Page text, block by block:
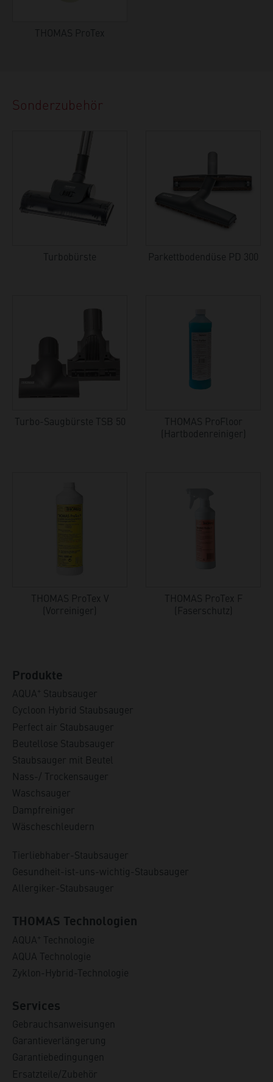
THOMAS ProTex
Sonderzubehör
Turbobürste Parkettbodendüse PD 300
Turbo-Saugbürste TSB 50
THOMAS ProFloor
(Hartbodenreiniger)
THOMAS ProTex V
(Vorreiniger)
THOMAS ProTex F
(Faserschutz)
Produkte
AQUA + Staubsauger
Cycloon Hybrid Staubsauger
Perfect air Staubsauger
Beutellose Staubsauger
Staubsauger mit Beutel
Nass-/ Trockensauger
Waschsauger
Dampfreiniger
Wäscheschleudern
Tierliebhaber-Staubsauger
Gesundheit-ist-uns-wichtig-Staubsauger
Allergiker-Staubsauger
THOMAS Technologien
AQUA + Technologie
AQUA Technologie
Zyklon-Hybrid-Technologie
Services
Gebrauchsanweisungen
Garantieverlängerung
Garantiebedingungen
Ersatzteile/Zubehör